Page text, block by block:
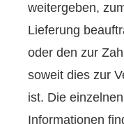
weitergeben,
Lieferung
oder den zur
soweit dies zur
ist. Die
Informationen